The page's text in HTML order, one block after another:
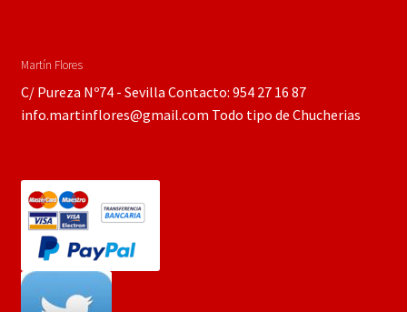
Martín Flores
C/ Pureza Nº74 - Sevilla Contacto: 954 27 16 87
info.martinflores@gmail.com Todo tipo de Chucherias